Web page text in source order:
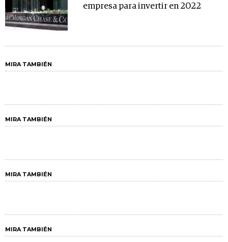
empresa para invertir en 2022
MIRA TAMBIÉN
MIRA TAMBIÉN
MIRA TAMBIÉN
MIRA TAMBIÉN